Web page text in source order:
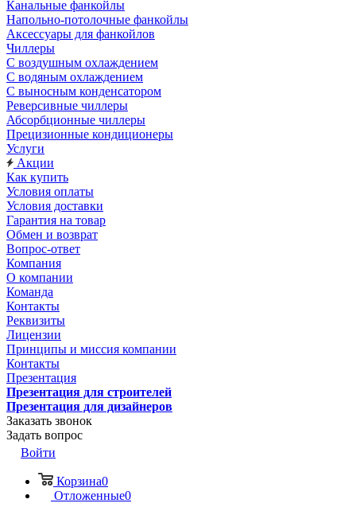
Канальные фанкойлы
Напольно-потолочные фанкойлы
Аксессуары для фанкойлов
Чиллеры
С воздушным охлаждением
С водяным охлаждением
С выносным конденсатором
Реверсивные чиллеры
Абсорбционные чиллеры
Прецизионные кондиционеры
Услуги
Акции
Как купить
Условия оплаты
Условия доставки
Гарантия на товар
Обмен и возврат
Вопрос-ответ
Компания
О компании
Команда
Контакты
Реквизиты
Лицензии
Принципы и миссия компании
Контакты
Презентация
Презентация для строителей
Презентация для дизайнеров
Заказать звонок
Задать вопрос
Войти
Корзина0
Отложенные0